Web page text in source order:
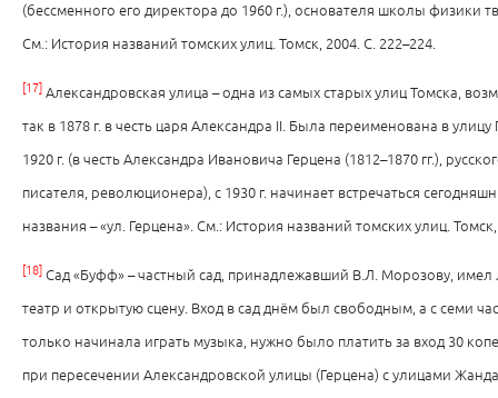
(бессменного его директора до 1960 г.), основателя школы физики
См.: История названий томских улиц. Томск, 2004. С. 222–224.
[17] Александровская улица – одна из самых старых улиц Томска,
так в 1878 г. в честь царя Александра II. Была переименована в улицу
1920 г. (в честь Александра Ивановича Герцена (1812–1870 гг.),
писателя, революционера), с 1930 г. начинает встречаться
названия – «ул. Герцена». См.: История названий томских улиц.
[18] Сад «Буфф» – частный сад, принадлежавший В.Л. Морозову,
театр и открытую сцену. Вход в сад днём был свободным, а с семи
только начинала играть музыка, нужно было платить за вход 30
при пересечении Александровской улицы (Герцена) с улицами